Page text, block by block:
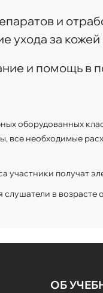
и
ухода за кожей
и помощь в
оборудованных
все необходимые
участники получат
в возрасте
ОБ